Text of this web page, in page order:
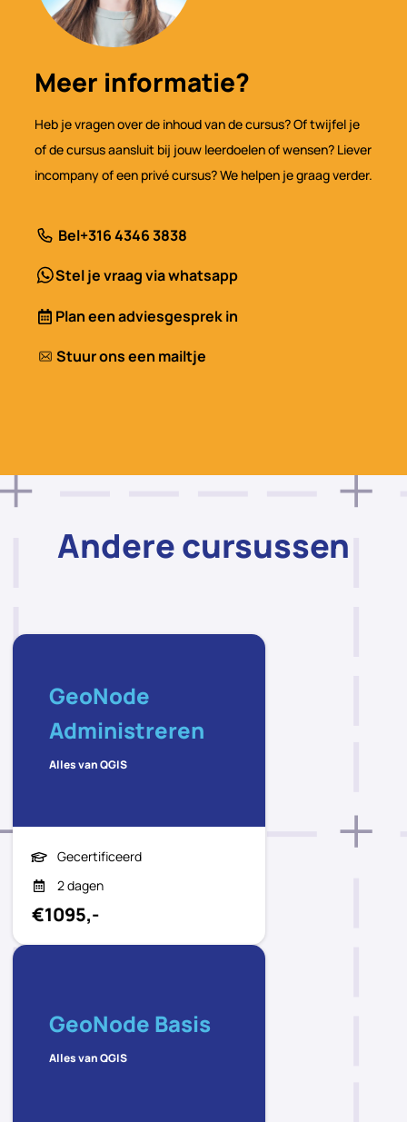
Meer informatie?
Heb je vragen over de inhoud van de cursus? Of twijfel je
of de cursus aansluit bij jouw leerdoelen of wensen? Liever
incompany of een privé cursus? We helpen je graag verder.
Bel+316 4346 3838
Stel je vraag via whatsapp
Plan een adviesgesprek in
Stuur ons een mailtje
Andere cursussen
GeoNode
Administreren
Alles van QGIS
Gecertificeerd
2 dagen
€1095,-
GeoNode Basis
Alles van QGIS